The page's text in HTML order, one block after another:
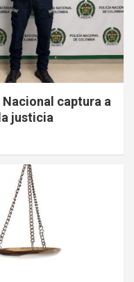
captura a
justicia